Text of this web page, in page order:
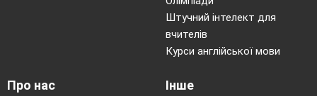
Штучний інтелект для
вчителів
Курси англійської мови
Про нас Інше